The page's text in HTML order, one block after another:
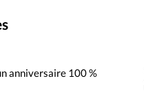
anniversaire 100 %